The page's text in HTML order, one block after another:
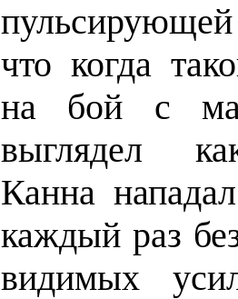
что когда
на бой с
выглядел
Канна
каждый раз
видимых